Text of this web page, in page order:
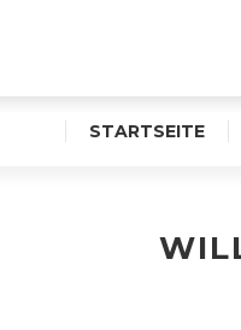
STARTSEITE